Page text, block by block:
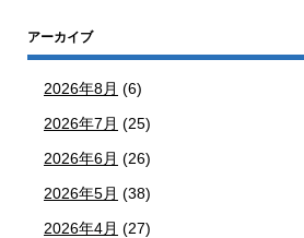
アーカイブ
2026年8月 (6)
2026年7月 (25)
2026年6月 (26)
2026年5月 (38)
2026年4月 (27)